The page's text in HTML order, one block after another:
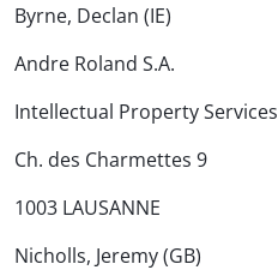
Byrne, Declan (IE)
Andre Roland S.A.
Intellectual Property Services
Ch. des Charmettes 9
1003 LAUSANNE
Nicholls, Jeremy (GB)